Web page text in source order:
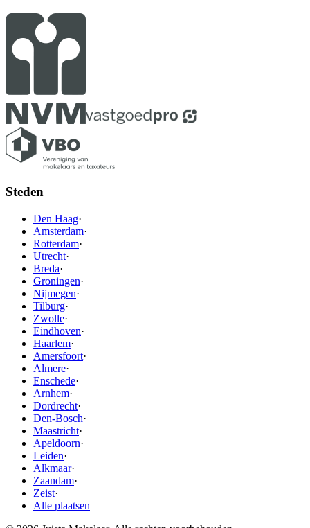
Steden
Den Haag·
Amsterdam·
Rotterdam·
Utrecht·
Breda·
Groningen·
Nijmegen·
Tilburg·
Zwolle·
Eindhoven·
Haarlem·
Amersfoort·
Almere·
Enschede·
Arnhem·
Dordrecht·
Den-Bosch·
Maastricht·
Apeldoorn·
Leiden·
Alkmaar·
Zaandam·
Zeist·
Alle plaatsen